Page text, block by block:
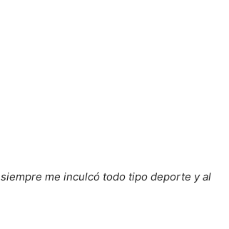
me inculcó todo tipo deporte y al